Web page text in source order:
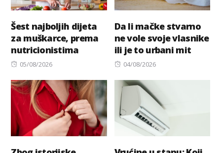
Šest najboljih dijeta
za muškarce, prema
nutricionistima
Posted
05/08/2026
Da li mačke stvarno
ne vole svoje vlasnike
ili je to urbani mit
Posted
04/08/2026